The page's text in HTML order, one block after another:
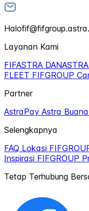
Layanan Kami
FIFASTRA DANASTRA
FLEET FIFGROUP
Partner
AstraPay Astra Buana
Selengkapnya
FAQ Lokasi
Inspirasi FIFGROUP
Tetap Terhubung